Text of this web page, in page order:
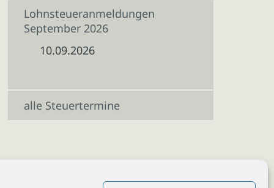
Lohnsteueranmeldungen
September 2026
10.09.2026
alle Steuertermine